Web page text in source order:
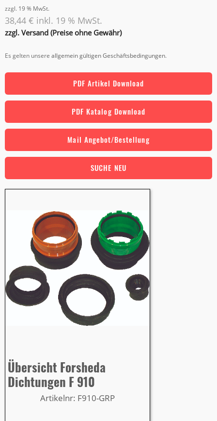
zzgl. 19 % MwSt.
38,44 € inkl. 19 % MwSt.
zzgl. Versand (Preise ohne Gewähr)
Es gelten unsere allgemein gültigen Geschäftsbedingungen.
PDF Artikel Download
PDF Katalog Download
Mail Angebot/Bestellung
SUCHE NEU
Übersicht Forsheda
Dichtungen F 910
Artikelnr: F910-GRP